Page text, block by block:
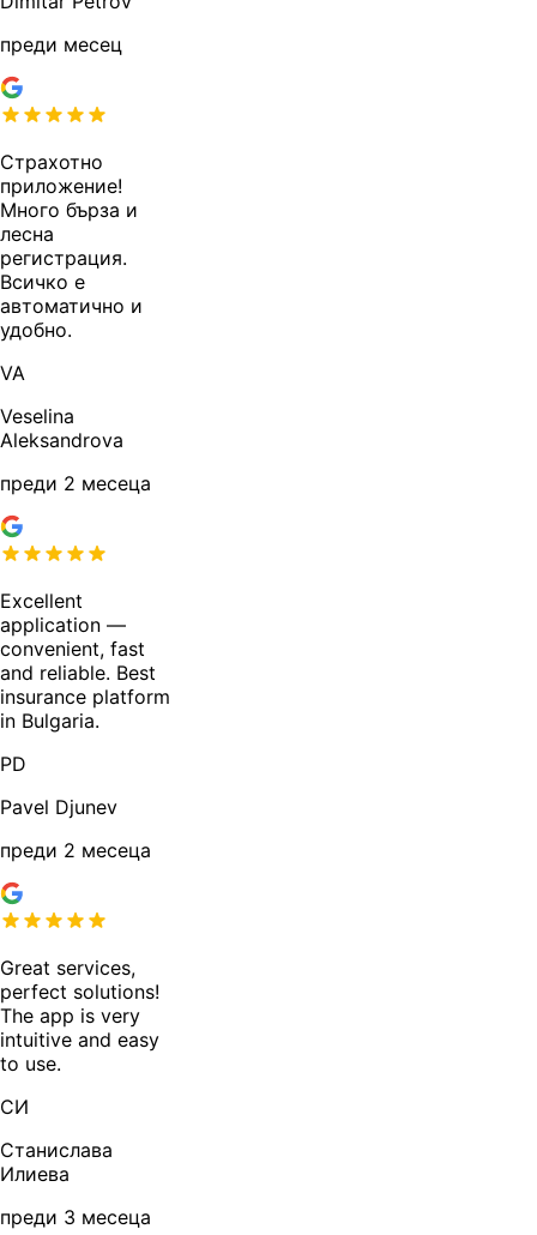
преди месец
Страхотно
приложение!
Много бърза и
лесна
регистрация.
Всичко е
автоматично и
удобно.
VA
Veselina
Aleksandrova
преди 2 месеца
Excellent
application —
convenient, fast
and reliable. Best
insurance platform
in Bulgaria.
PD
Pavel Djunev
преди 2 месеца
Great services,
perfect solutions!
The app is very
intuitive and easy
to use.
СИ
Станислава
Илиева
преди 3 месеца